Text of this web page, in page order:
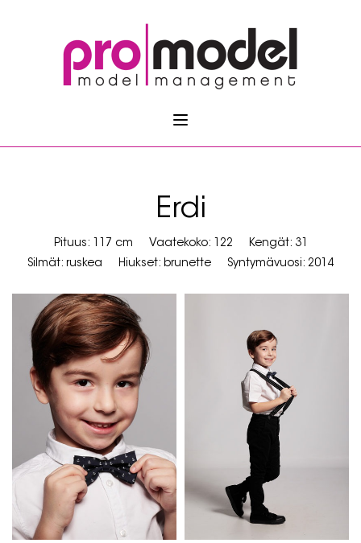
Erdi
Pituus: 117 cm Vaatekoko: 122
Kengät: 31
Silmät: ruskea
Hiukset: brunette Syntymävuosi: 2014